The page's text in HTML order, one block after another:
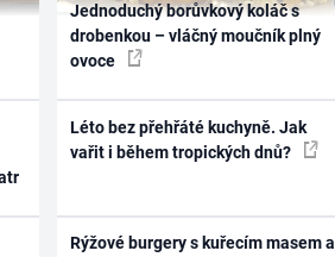
Jednoduchý borůvkový koláč s
drobenkou – vláčný moučník plný
ovoce
Léto bez přehřáté kuchyně. Jak
vařit i během tropických dnů?
Rýžové burgery s kuřecím masem a